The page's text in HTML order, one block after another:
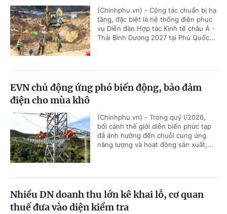
(Chinhphu.vn) - Công tác chuẩn bị hạ
tầng, đặc biệt là hệ thống điện phục
vụ Diễn đàn Hợp tác Kinh tế châu Á -
Thái Bình Dương 2027 tại Phú Quốc...
EVN chủ động ứng phó biến động, bảo đảm
điện cho mùa khô
(Chinhphu.vn) - Trong quý I/2026,
bối cảnh thế giới diễn biến phức tạp
đã ảnh hưởng đến chuỗi cung ứng
năng lượng và hoạt động sản xuất,...
Nhiều DN doanh thu lớn kê khai lỗ, cơ quan
thuế đưa vào diện kiểm tra